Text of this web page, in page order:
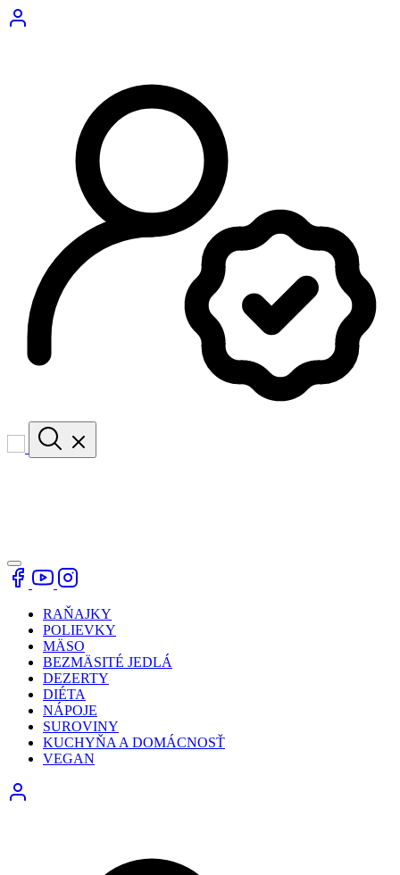
RAŇAJKY
POLIEVKY
MÄSO
BEZMÄSITÉ JEDLÁ
DEZERTY
DIÉTA
NÁPOJE
SUROVINY
KUCHYŇA A DOMÁCNOSŤ
VEGAN